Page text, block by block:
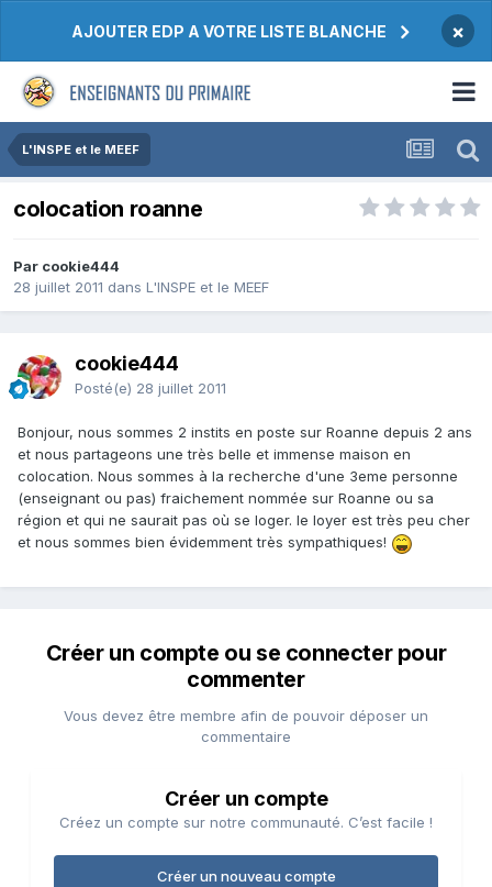
AJOUTER EDP A VOTRE LISTE BLANCHE ×
L'INSPE et le MEEF
colocation roanne
Par cookie444
28 juillet 2011 dans L'INSPE et le MEEF
cookie444
Posté(e) 28 juillet 2011
Bonjour, nous sommes 2 instits en poste sur Roanne depuis 2 ans
et nous partageons une très belle et immense maison en
colocation. Nous sommes à la recherche d'une 3eme personne
(enseignant ou pas) fraichement nommée sur Roanne ou sa
région et qui ne saurait pas où se loger. le loyer est très peu cher
et nous sommes bien évidemment très sympathiques!
Créer un compte ou se connecter pour
commenter
Vous devez être membre afin de pouvoir déposer un
commentaire
Créer un compte
Créez un compte sur notre communauté. C’est facile !
Créer un nouveau compte